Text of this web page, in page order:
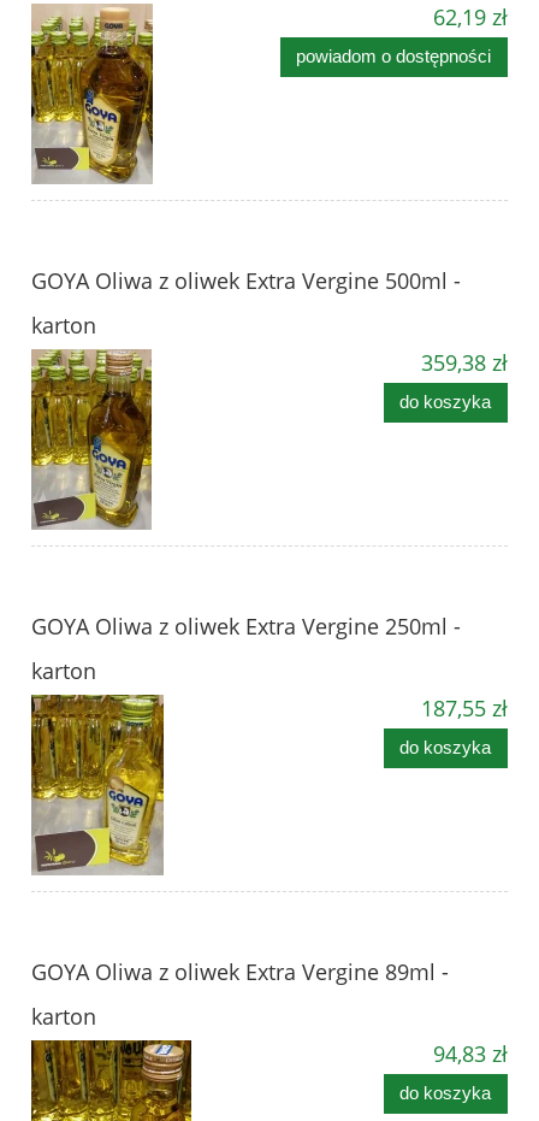
62,19 zł
powiadom o dostępności
GOYA Oliwa z oliwek Extra Vergine 500ml -
karton
359,38 zł
do koszyka
GOYA Oliwa z oliwek Extra Vergine 250ml -
karton
187,55 zł
do koszyka
GOYA Oliwa z oliwek Extra Vergine 89ml -
karton
94,83 zł
do koszyka